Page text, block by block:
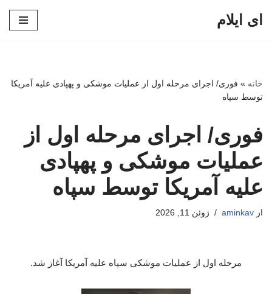
ای ایلام
خانه » فوری/ اجرای مرحله اول از عملیات موشکی و پهپادی علیه آمریکا
توسط سپاه
فوری/ اجرای مرحله اول از
عملیات موشکی و پهپادی
علیه آمریکا توسط سپاه
از aminkav ژوئن 11, 2026
مرحله اول از عملیات موشکی سپاه علیه آمریکا آغاز شد.